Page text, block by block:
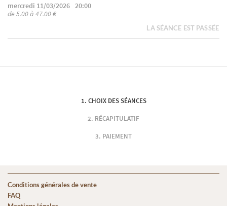
mercredi 11/03/2026 20:00
de 5.00 à 47.00 €
LA SÉANCE EST PASSÉE
CHOIX DES SÉANCES
RÉCAPITULATIF
PAIEMENT
Conditions générales de vente
FAQ